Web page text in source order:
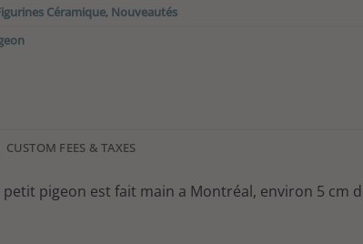
Céramique, Nouveautés
CUSTOM FEES & TAXES
pigeon est fait main a Montréal, environ 5 cm